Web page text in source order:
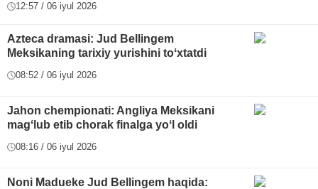
12:57 / 06 iyul 2026
Azteca dramasi: Jud Bellingem
Meksikaning tarixiy yurishini toʻxtatdi
08:52 / 06 iyul 2026
Jahon chempionati: Angliya Meksikani
magʻlub etib chorak finalga yoʻl oldi
08:16 / 06 iyul 2026
Noni Madueke Jud Bellingem haqida: